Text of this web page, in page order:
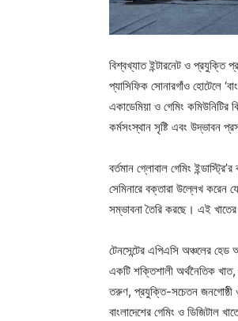
বিশ্বখ্যাত ইন্টারনেট ও প্রযুক্তি
প্যাসিফিক সোনারগাঁও হোটেলে
একাডেমিয়া ও গেমিং কমিউনিটির
কর্মসংস্থান সৃষ্টি এবং উদ্ভাবন
বর্তমান গ্লোবাল গেমিং
সেমিনারে বক্তারা উল্লেখ করেন
সম্ভাবনা তৈরি করছে। এই
টেনসেন্টের এপিএসি অঞ্চলের
একটি শক্তিশালী অর্থনৈতিক খাত,
তরুণ, প্রযুক্তি-সচেতন জনগোষ্ঠী ও
বাংলাদেশের গেমিং ও ডিজিটাল